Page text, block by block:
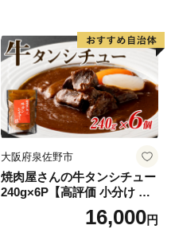
ー ギフト お取り寄せ 日高市
大阪府泉佐野市
焼肉屋さんの牛タンシチュー
240g×6P【高評価 小分け 惣
菜 牛たん 一人暮らし 冷凍】
16,000円